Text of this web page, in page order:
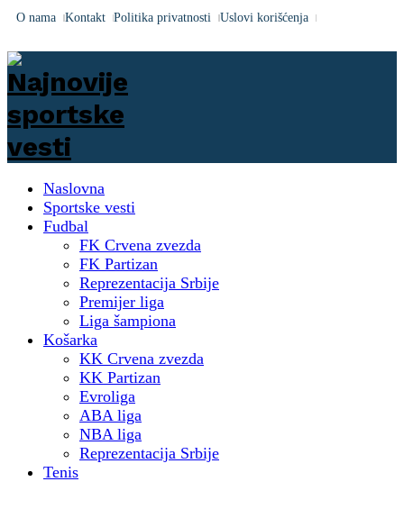
O nama Kontakt Politika privatnosti Uslovi korišćenja
Naslovna
Sportske vesti
Fudbal
FK Crvena zvezda
FK Partizan
Reprezentacija Srbije
Premijer liga
Liga šampiona
Košarka
KK Crvena zvezda
KK Partizan
Evroliga
ABA liga
NBA liga
Reprezentacija Srbije
Tenis